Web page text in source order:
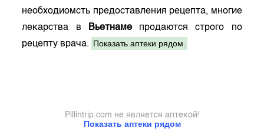
необходиомсть предоставления рецепта, многие
лекарства в
Вьетнамепродаются строго по
рецепту врача. Показать аптеки рядом.
Показать аптеки рядом
Pillintrip.com не является аптекой!